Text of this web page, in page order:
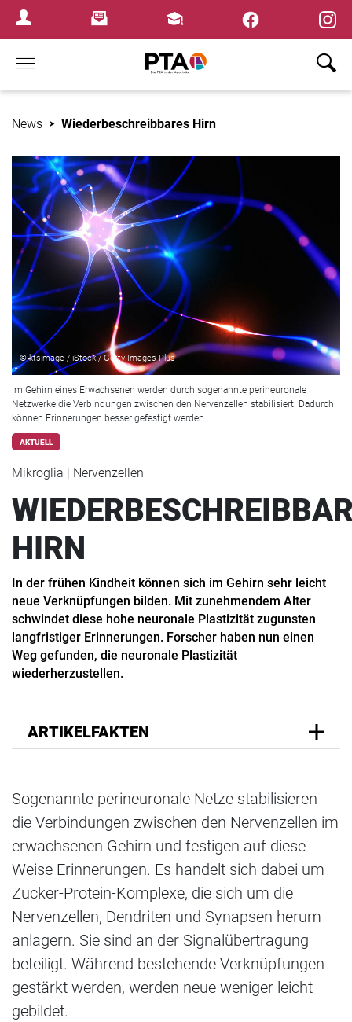
Login MenuNewsletterFortbildungen
Home
News Wiederbeschreibbares Hirn
© ktsimage / iStock / Getty Images Plus
Im Gehirn eines Erwachsenen werden durch sogenannte perineuronale
Netzwerke die Verbindungen zwischen den Nervenzellen stabilisiert. Dadurch
können Erinnerungen besser gefestigt werden.
AKTUELL
Mikroglia | Nervenzellen
HIRN
In der frühen Kindheit können sich im Gehirn sehr leicht
neue Verknüpfungen bilden. Mit zunehmendem Alter
schwindet diese hohe neuronale Plastizität zugunsten
langfristiger Erinnerungen. Forscher haben nun einen
Weg gefunden, die neuronale Plastizität
wiederherzustellen.
ARTIKELFAKTEN
Sogenannte perineuronale Netze stabilisieren
die Verbindungen zwischen den Nervenzellen im
erwachsenen Gehirn und festigen auf diese
Weise Erinnerungen. Es handelt sich dabei um
Zucker-Protein-Komplexe, die sich um die
Nervenzellen, Dendriten und Synapsen herum
anlagern. Sie sind an der Signalübertragung
beteiligt. Während bestehende Verknüpfungen
gestärkt werden, werden neue weniger leicht
gebildet.
×